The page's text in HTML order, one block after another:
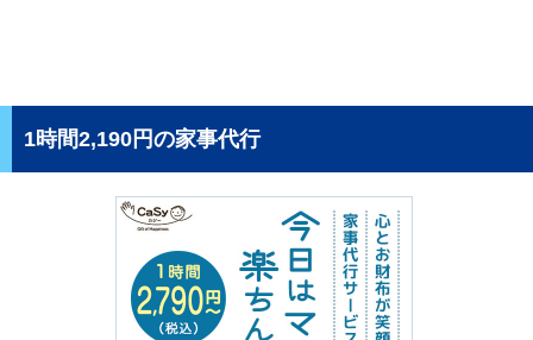
1時間2,190円の家事代行